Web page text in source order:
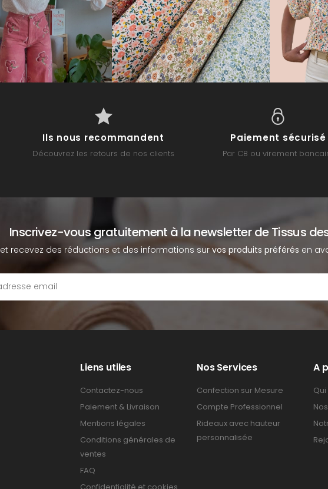
Ils nous recommandent
Découvrez les retours de nos clients
Paiement sécurisé
Par CB ou virement
Inscrivez-vous gratuitement à la newsletter de Tissus
et recevez des réductions et des informations survos produits préférés en
Liens utiles
Contactez-nous
Paiement & Livraison
Mentions légales
Conditions générales de
ventes
FAQ
Nos Services
Confection sur Mesure
Compte Professionnel
Rideaux avec hauteur
personnalisée
A